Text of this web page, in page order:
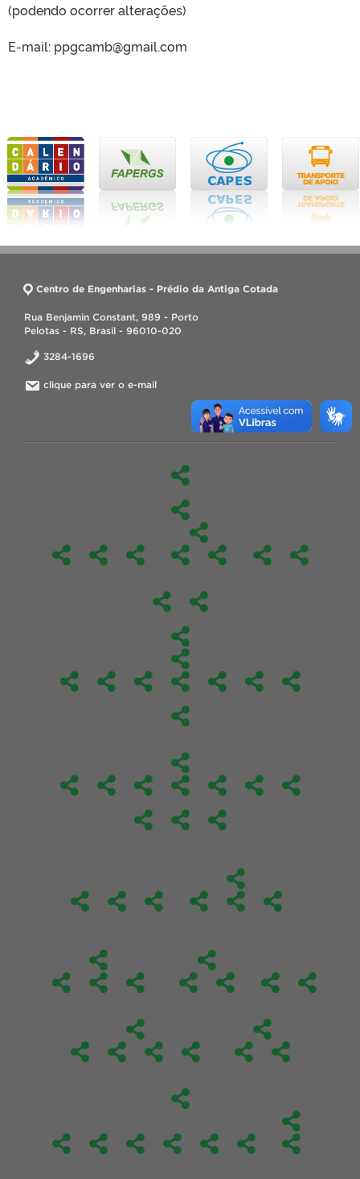
(podendo ocorrer alterações)
E-mail: ppgcamb@gmail.com
Centro de Engenharias - Prédio da Antiga Cotada
Rua Benjamin Constant, 989 - Porto
Pelotas - RS, Brasil - 96010-020
3284-1696
clique para ver o e-mail